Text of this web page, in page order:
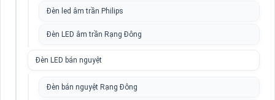
Đèn led âm trần Philips
Đèn LED âm trần Rạng Đông
Đèn LED bán nguyệt
Đèn bán nguyệt Rạng Đông